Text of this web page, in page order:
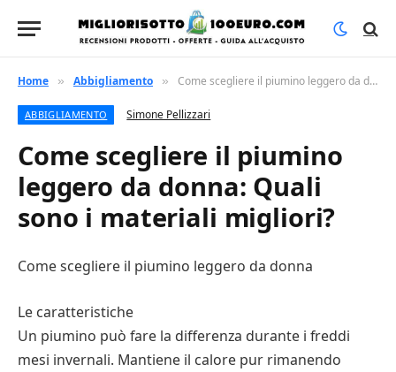
Home » Abbigliamento » Come scegliere il piumino leggero da donna: Quali sono i materiali migliori?
ABBIGLIAMENTO Simone Pellizzari
Come scegliere il piumino
leggero da donna: Quali
sono i materiali migliori?
Come scegliere il piumino leggero da donna
Le caratteristiche
Un piumino può fare la differenza durante i freddi
mesi invernali. Mantiene il calore pur rimanendo